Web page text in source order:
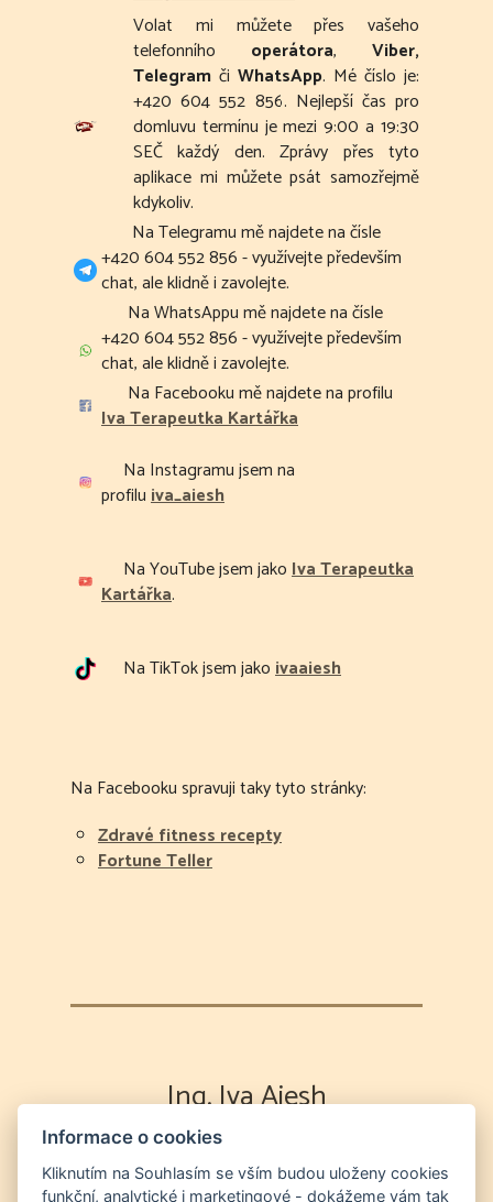
Volat mi můžete přes vašeho
telefonního operátora, Viber,
Telegram či WhatsApp. Mé číslo je:
+420 604 552 856. Nejlepší čas pro
domluvu termínu je mezi 9:00 a 19:30
SEČ každý den. Zprávy přes tyto
aplikace mi můžete psát samozřejmě
kdykoliv.
Na Telegramu mě najdete na čísle
+420 604 552 856 - využívejte především
chat, ale klidně i zavolejte.
Na WhatsAppu mě najdete na čísle
+420 604 552 856 - využívejte především
chat, ale klidně i zavolejte.
Na Facebooku mě najdete na profilu
Iva Terapeutka Kartářka
Na Instagramu jsem na
profiluiva_aiesh
Na YouTube jsem jakoIva Terapeutka
Kartářka.
Na TikTok jsem jakoivaaiesh
Na Facebooku spravuji taky tyto stránky:
Zdravé fitness recepty
Fortune Teller
Ing. Iva Aiesh
Výklad karet
Energetická očista duše a prostor Odvod
Informace o cookies
Kliknutím na Souhlasím se vším budou uloženy cookies
funkční, analytické i marketingové - dokážeme vám tak